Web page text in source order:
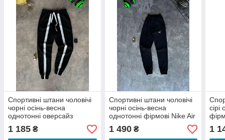
Спортивні штани чоловічі
чорні осінь-весна
однотонні оверсайз
фірмові Flow
1 185 ₴
Спортивні штани чоловічі
чорні осінь-весна
однотонні фірмові Nike Air
270 (Найк)
1 490₴
сірі
1